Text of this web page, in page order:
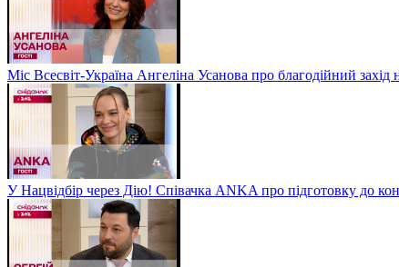
Міс Всесвіт-Україна Ангеліна Усанова про благодійний захід
У Нацвідбір через Дію! Співачка ANKA про підготовку до